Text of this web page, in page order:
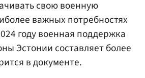
свою военную
важных потребностях
году военная поддержка
Эстонии составляет более
в документе.